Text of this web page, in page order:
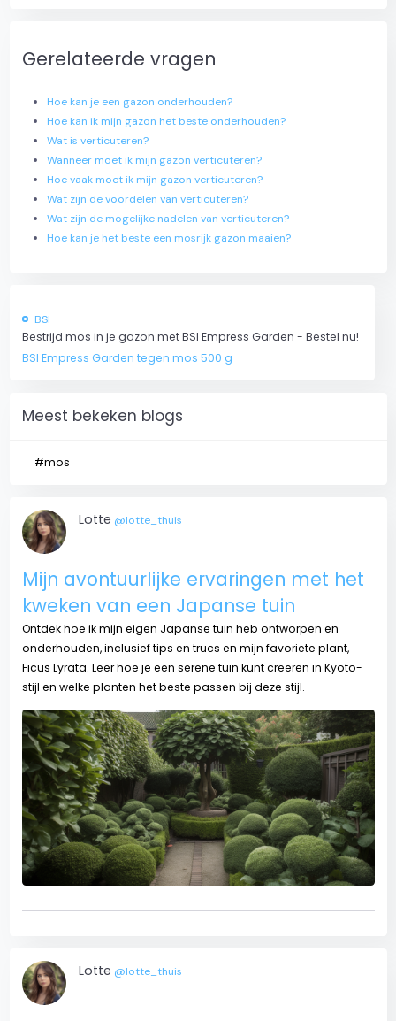
Gerelateerde vragen
Hoe kan je een gazon onderhouden?
Hoe kan ik mijn gazon het beste onderhouden?
Wat is verticuteren?
Wanneer moet ik mijn gazon verticuteren?
Hoe vaak moet ik mijn gazon verticuteren?
Wat zijn de voordelen van verticuteren?
Wat zijn de mogelijke nadelen van verticuteren?
Hoe kan je het beste een mosrijk gazon maaien?
BSI
Bestrijd mos in je gazon met BSI Empress Garden - Bestel nu!
BSI Empress Garden tegen mos 500 g
Meest bekeken blogs
#mos
Lotte @lotte_thuis
Mijn avontuurlijke ervaringen met het
kweken van een Japanse tuin
Ontdek hoe ik mijn eigen Japanse tuin heb ontworpen en
onderhouden, inclusief tips en trucs en mijn favoriete plant,
Ficus Lyrata. Leer hoe je een serene tuin kunt creëren in Kyoto-
stijl en welke planten het beste passen bij deze stijl.
Lotte @lotte_thuis